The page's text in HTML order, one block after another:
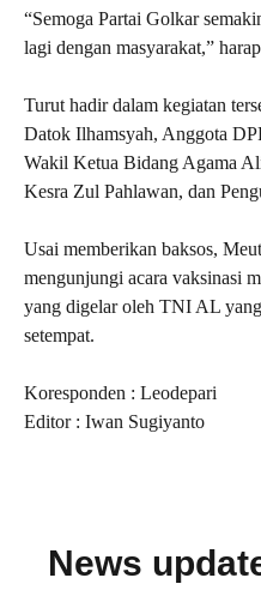
“Semoga Partai Golkar
lagi dengan masyarakat,”
Turut hadir dalam kegiatan
Datok Ilhamsyah, Anggota
Wakil Ketua Bidang Agama
Kesra Zul Pahlawan, dan
Usai memberikan baksos,
mengunjungi acara vaksinasi
yang digelar oleh TNI AL
setempat.
Koresponden : Leodepari
Editor : Iwan Sugiyanto
News